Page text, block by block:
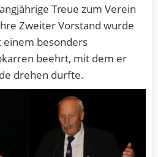
Treue zum Verein
Zweiter Vorstand wurde
einem besonders
beehrt, mit dem er
drehen durfte.